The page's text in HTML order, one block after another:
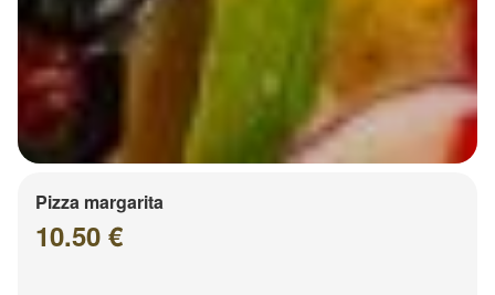
Pizza margarita
10.50 €